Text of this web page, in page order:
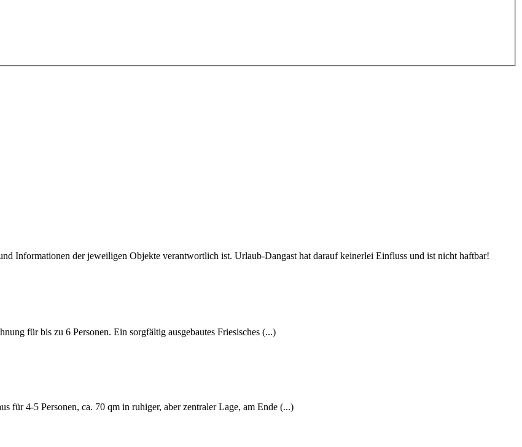
Informationen der jeweiligen Objekte verantwortlich ist. Urlaub-Dangast hat darauf keinerlei Einfluss und ist nicht haftbar!
für bis zu 6 Personen. Ein sorgfältig ausgebautes Friesisches (...)
für 4-5 Personen, ca. 70 qm in ruhiger, aber zentraler Lage, am Ende (...)